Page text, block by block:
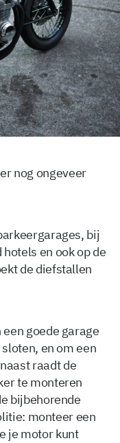
nog ongeveer
bij
en ook op de
de diefstallen
goede garage
en om een
raadt de
te monteren
bijbehorende
monteer een
je motor kunt